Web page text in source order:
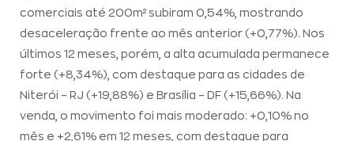
comerciais até 200m² subiram 0,54%, mostrando
desaceleração frente ao mês anterior (+0,77%). Nos
últimos 12 meses, porém, a alta acumulada permanece
forte (+8,34%), com destaque para as cidades de
Niterói – RJ (+19,88%) e Brasília – DF (+15,66%). Na
venda, o movimento foi mais moderado: +0,10% no
mês e +2,61% em 12 meses, com destaque para